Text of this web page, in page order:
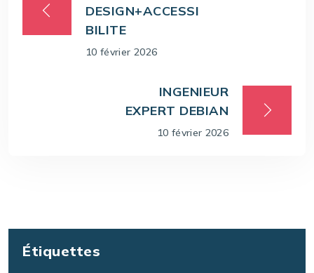
DESIGN+ACCESSI
BILITE
10 février 2026
INGENIEUR
EXPERT DEBIAN
10 février 2026
Étiquettes